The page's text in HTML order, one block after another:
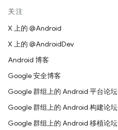
关注
X 上的 @Android
X 上的 @AndroidDev
Android 博客
Google 安全博客
Google 群组上的 Android 平台论坛
Google 群组上的 Android 构建论坛
Google 群组上的 Android 移植论坛